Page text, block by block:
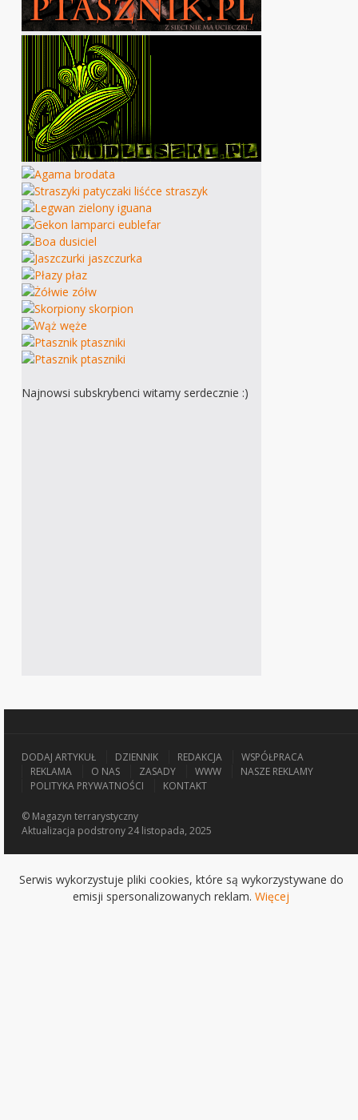
Najnowsi subskrybenci witamy serdecznie :)
DODAJ ARTYKUŁ DZIENNIK REDAKCJA
WSPÓŁPRACA
REKLAMA
O NAS ZASADY WWW
NASZE REKLAMY
POLITYKA PRYWATNOŚCI
KONTAKT
© Magazyn terrarystyczny
Aktualizacja podstrony 24 listopada, 2025
Serwis wykorzystuje pliki cookies, które są wykorzystywane do
emisji spersonalizowanych reklam. Więcej